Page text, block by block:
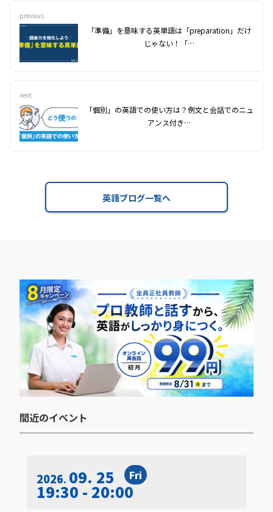
previous
「準備」を意味する英単語は「preparation」だけ
じゃない！「…
next
「個別」の英語での使い方は？例文と会話でのニュ
アンス付き…
英語ブログ一覧へ
間近のイベント​
2026 09. 25 Fri
19:30 - 20:00